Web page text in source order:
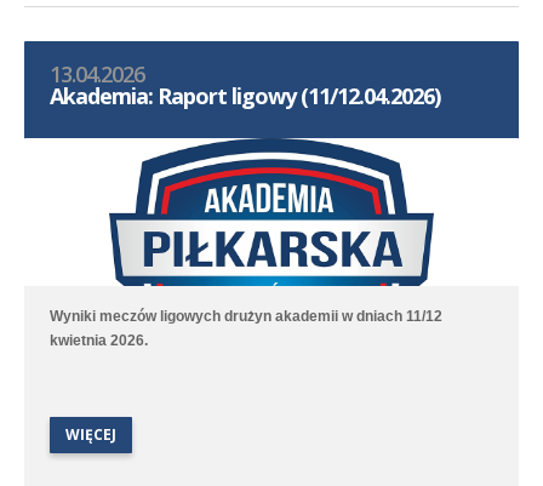
13.04.2026
Akademia: Raport ligowy (11/12.04.2026)
Wyniki meczów ligowych drużyn akademii w dniach 11/12
kwietnia 2026.
WIĘCEJ